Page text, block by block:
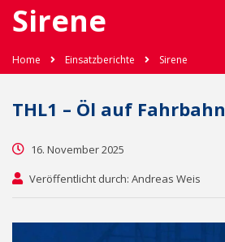
Sirene
Home Einsatzberichte Sirene
THL1 – Öl auf Fahrbahn
16. November 2025
Veröffentlicht durch: Andreas Weis